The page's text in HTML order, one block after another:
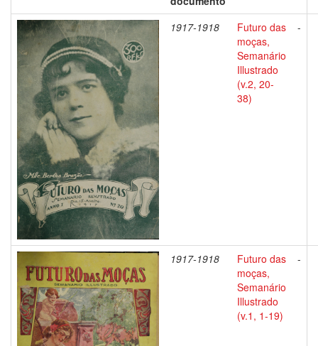
1917-1918
Futuro das
moças,
Semanário
Illustrado
(v.2, 20-
38)
-
1917-1918
Futuro das
moças,
Semanário
Illustrado
(v.1, 1-19)
-